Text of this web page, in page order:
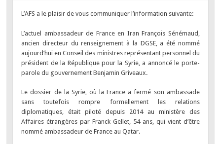
L’AFS a le plaisir de vous communiquer l’information suivante:
L’actuel ambassadeur de France en Iran François Sénémaud,
ancien directeur du renseignement à la DGSE, a été nommé
aujourd’hui en Conseil des ministres représentant personnel du
président de la République pour la Syrie, a annoncé le porte-
parole du gouvernement Benjamin Griveaux.
Le dossier de la Syrie, où la France a fermé son ambassade
sans toutefois rompre formellement les relations
diplomatiques, était piloté depuis 2014 au ministère des
Affaires étrangères par Franck Gellet, 54 ans, qui vient d’être
nommé ambassadeur de France au Qatar.